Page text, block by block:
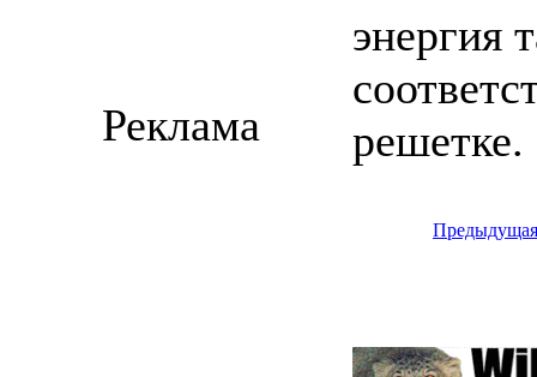
энергия
решетке.
Предыдущая
Реклама